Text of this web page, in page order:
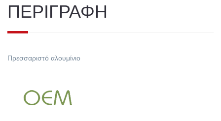
ΠΕΡΙΓΡΑΦΗ
Πρεσσαριστό αλουμίνιο